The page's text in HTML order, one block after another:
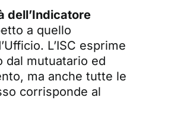
dell’Indicatore
a quello
L’ISC esprime
dal mutuatario ed
ma anche tutte le
corrisponde al